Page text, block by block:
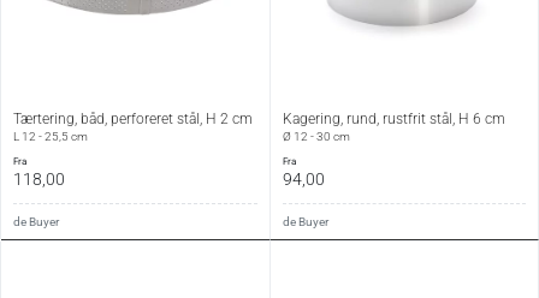
Tærtering, båd, perforeret stål, H 2 cm
L 12 - 25,5 cm
fra
118,00
de Buyer
Kagering, rund, rustfrit stål, H 6 cm
Ø 12 - 30 cm
fra
94,00
de Buyer